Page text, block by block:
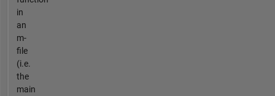
in
an
m-
file
(i.e.
the
main